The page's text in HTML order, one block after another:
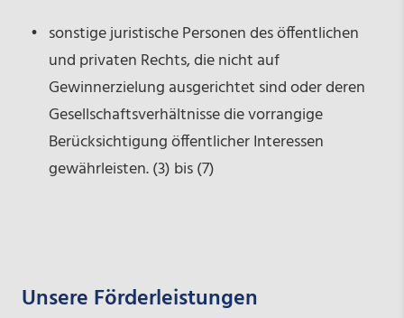
sonstige juristische Personen des öffentlichen
und privaten Rechts, die nicht auf
Gewinnerzielung ausgerichtet sind oder deren
Gesellschaftsverhältnisse die vorrangige
Berücksichtigung öffentlicher Interessen
gewährleisten. (3) bis (7)
Unsere Förderleistungen